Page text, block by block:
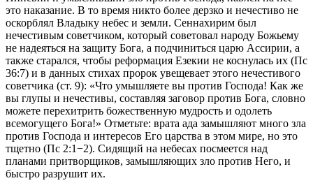
это наказание. В то время никто более дерзко и нечестиво не
оскорблял Владыку небес и земли. Сеннахирим был
нечестивым советчиком, который советовал народу Божьему
не надеяться на защиту Бога, а подчиниться царю Ассирии, а
также старался, чтобы реформация Езекии не коснулась их (Пс
36:7) и в данных стихах пророк увещевает этого нечестивого
советчика (ст. 9): «Что умышляете вы против Господа! Как же
вы глупы и нечестивы, составляя заговор против Бога, словно
можете перехитрить божественную мудрость и одолеть
всемогущего Бога!» Отметьте: врата ада замышляют много зла
против Господа и интересов Его царства в этом мире, но это
тщетно (Пс 2:1−2). Сидящий на небесах посмеется над
планами притворщиков, замышляющих зло против Него, и
быстро разрушит их.